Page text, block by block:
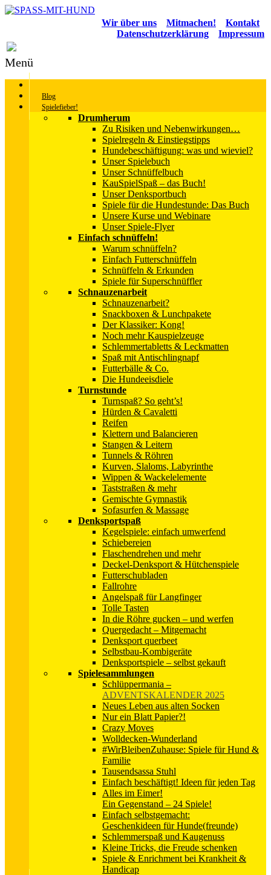
Wir über uns Mitmachen!
Kontakt
Datenschutzerklärung
Impressum
Menü
Blog
Spielefieber!
Drumherum
Zu Risiken und Nebenwirkungen…
Spielregeln & Einstiegstipps
Hundebeschäftigung: was und wieviel?
Unser Spielebuch
Unser Schnüffelbuch
KauSpielSpaß – das Buch!
Unser Denksportbuch
Spiele für die Hundestunde: Das Buch
Unsere Kurse und Webinare
Unser Spiele-Flyer
Einfach schnüffeln!
Warum schnüffeln?
Einfach Futterschnüffeln
Schnüffeln & Erkunden
Spiele für Superschnüffler
Schnauzenarbeit
Schnauzenarbeit?
Snackboxen & Lunchpakete
Der Klassiker: Kong!
Noch mehr Kauspielzeuge
Schlemmertabletts & Leckmatten
Spaß mit Antischlingnapf
Futterbälle & Co.
Die Hundeeisdiele
Turnstunde
Turnspaß? So geht’s!
Hürden & Cavaletti
Reifen
Klettern und Balancieren
Stangen & Leitern
Tunnels & Röhren
Kurven, Slaloms, Labyrinthe
Wippen & Wackelelemente
Taststraßen & mehr
Gemischte Gymnastik
Sofasurfen & Massage
Denksportspaß
Kegelspiele: einfach umwerfend
Schiebereien
Flaschendrehen und mehr
Deckel-Denksport & Hütchenspiele
Futterschubladen
Fallrohre
Angelspaß für Langfinger
Tolle Tasten
In die Röhre gucken – und werfen
Quergedacht – Mitgemacht
Denksport querbeet
Selbstbau-Kombigeräte
Denksportspiele – selbst gekauft
Spielesammlungen
Schlüppermania –
ADVENTSKALENDER 2025
Neues Leben aus alten Socken
Nur ein Blatt Papier?!
Crazy Moves
Wolldecken-Wunderland
#WirBleibenZuhause: Spiele für Hund &
Familie
Tausendsassa Stuhl
Einfach beschäftigt! Ideen für jeden Tag
Alles im Eimer!
Ein Gegenstand – 24 Spiele!
Einfach selbstgemacht:
Geschenkideen für Hunde(freunde)
Schlemmerspaß und Kaugenuss
Kleine Tricks, die Freude schenken
Spiele & Enrichment bei Krankheit &
Handicap